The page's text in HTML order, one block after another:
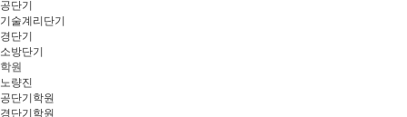
공단기
기술계리단기
경단기
소방단기
학원
노량진
공단기학원
경단기학원